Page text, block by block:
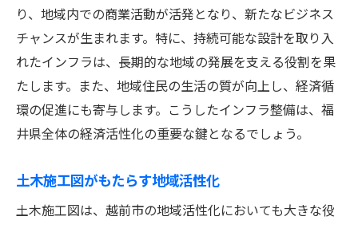
り、地域内での商業活動が活発となり、新たなビジネス
チャンスが生まれます。特に、持続可能な設計を取り入
れたインフラは、長期的な地域の発展を支える役割を果
たします。また、地域住民の生活の質が向上し、経済循
環の促進にも寄与します。こうしたインフラ整備は、福
井県全体の経済活性化の重要な鍵となるでしょう。
土木施工図がもたらす地域活性化
土木施工図は、越前市の地域活性化においても大きな役